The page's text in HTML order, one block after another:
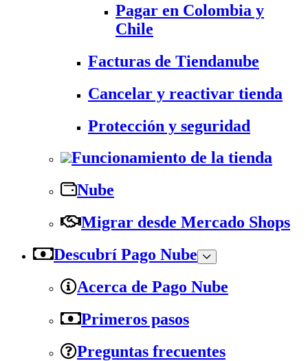
Pagar en Colombia y
Chile
Facturas de Tiendanube
Cancelar y reactivar tienda
Protección y seguridad
Funcionamiento de la tienda
Nube
Migrar desde Mercado Shops
Descubrí Pago Nube
Acerca de Pago Nube
Primeros pasos
Preguntas frecuentes